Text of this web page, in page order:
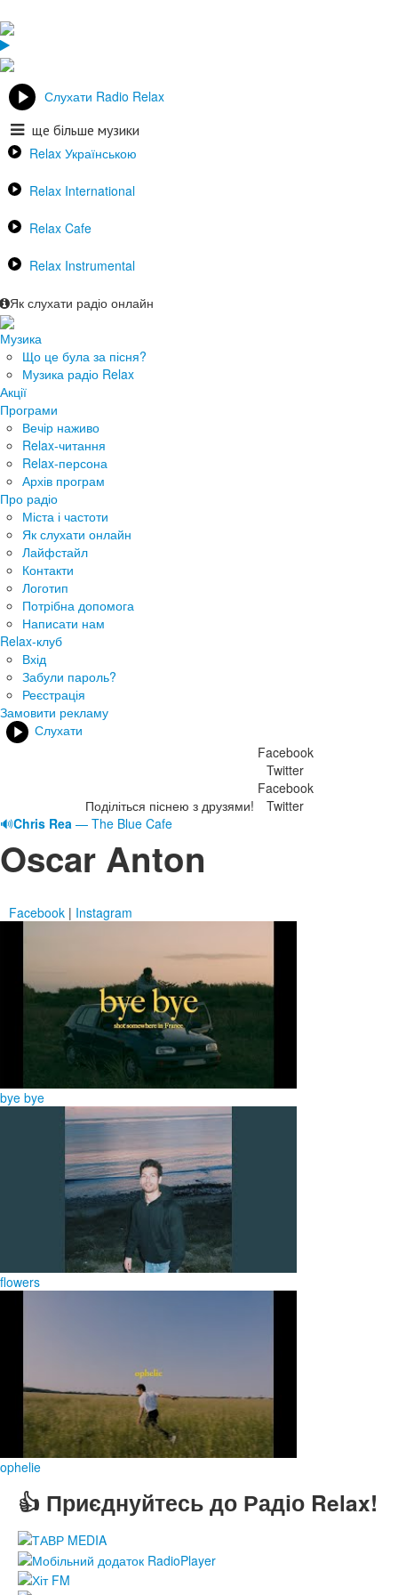
Слухати Radio Relax
ще більше музики
Relax Українською
Relax International
Relax Cafe
Relax Instrumental
Як слухати радіо онлайн
Музика
Що це була за пісня?
Музика радіо Relax
Акції
Програми
Вечір наживо
Relax-читання
Relax-персона
Архів програм
Про радіо
Міста і частоти
Як слухати онлайн
Лайфстайл
Контакти
Логотип
Потрібна допомога
Написати нам
Relax-клуб
Вхід
Забули пароль?
Реєстрація
Замовити рекламу
Слухати
Поділіться піснею з друзями!
Facebook
Twitter
Facebook
Twitter
🔊Chris Rea — The Blue Cafe
Oscar Anton
Facebook | Instagram
bye bye
flowers
ophelie
👍 Приєднуйтесь до Радіо Relax!